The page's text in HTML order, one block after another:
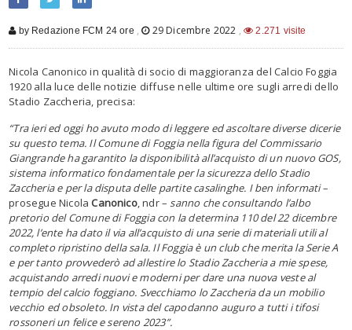
by Redazione FCM 24 ore , 29 Dicembre 2022 , 2.271 visite
Nicola Canonico in qualità di socio di maggioranza del Calcio Foggia
1920 alla luce delle notizie diffuse nelle ultime ore sugli arredi dello
Stadio Zaccheria, precisa:
“Tra ieri ed oggi ho avuto modo di leggere ed ascoltare diverse dicerie
su questo tema. Il Comune di Foggia nella figura del Commissario
Giangrande ha garantito la disponibilità all’acquisto di un nuovo GOS,
sistema informatico fondamentale per la sicurezza dello Stadio
Zaccheria e per la disputa delle partite casalinghe. I ben informati–
prosegue Nicola Canonico, ndr –sanno che consultando l’albo
pretorio del Comune di Foggia con la determina 110 del 22 dicembre
2022, l’ente ha dato il via all’acquisto di una serie di materiali utili al
completo ripristino della sala. Il Foggia è un club che merita la Serie A
e per tanto provvederò ad allestire lo Stadio Zaccheria a mie spese,
acquistando arredi nuovi e moderni per dare una nuova veste al
tempio del calcio foggiano. Svecchiamo lo Zaccheria da un mobilio
vecchio ed obsoleto. In vista del capodanno auguro a tutti i tifosi
rossoneri un felice e sereno 2023”.